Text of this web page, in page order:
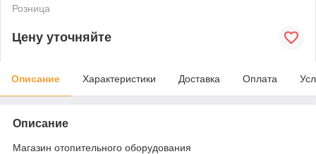
Розница
Цену уточняйте
Описание Характеристики Доставка Оплата
Описание
Магазин отопительного оборудования